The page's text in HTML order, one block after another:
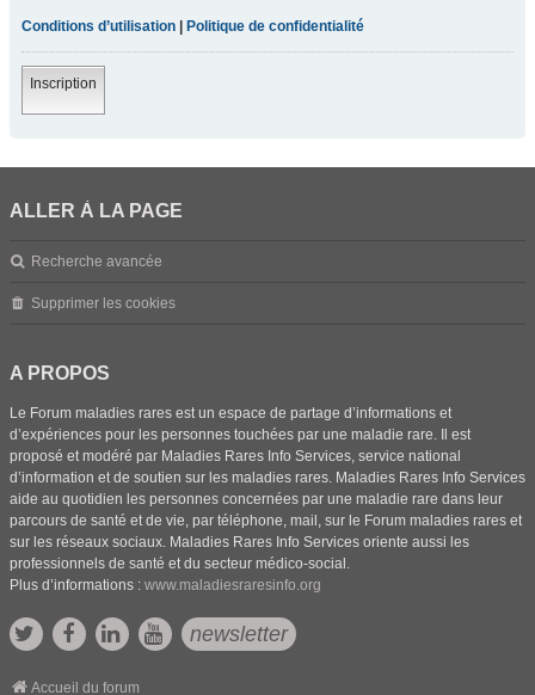
Conditions d’utilisation Politique de confidentialité
Inscription
ALLER À LA PAGE
Recherche avancée
Supprimer les cookies
A PROPOS
Le Forum maladies rares est un espace de partage d’informations et
d’expériences pour les personnes touchées par une maladie rare. Il est
proposé et modéré par Maladies Rares Info Services, service national
d’information et de soutien sur les maladies rares. Maladies Rares Info Services
aide au quotidien les personnes concernées par une maladie rare dans leur
parcours de santé et de vie, par téléphone, mail, sur le Forum maladies rares et
sur les réseaux sociaux. Maladies Rares Info Services oriente aussi les
professionnels de santé et du secteur médico-social.
Plus d’informations : www.maladiesraresinfo.org
newsletter
Accueil du forum